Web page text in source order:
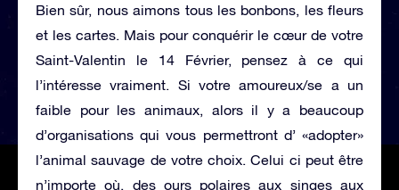
Bien sûr, nous aimons tous les bonbons, les fleurs
et les cartes. Mais pour conquérir le cœur de votre
Saint-Valentin le 14 Février, pensez à ce qui
l’intéresse vraiment. Si votre amoureux/se a un
faible pour les animaux, alors il y a beaucoup
d’organisations qui vous permettront d’ «adopter»
l’animal sauvage de votre choix. Celui ci peut être
n’importe où, des ours polaires aux singes aux